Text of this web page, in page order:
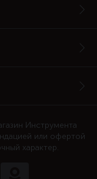
Инструмента
или офертой
характер.